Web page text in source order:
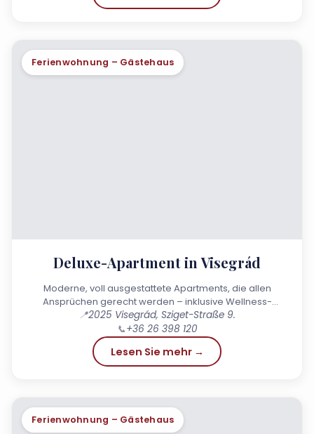
Ferienwohnung – Gästehaus
Deluxe-Apartment in Visegrád
Moderne, voll ausgestattete Apartments, die allen
Ansprüchen gerecht werden – inklusive Wellness-
Nutzung!
📍2025 Visegrád, Sziget-Straße 9.
📞+36 26 398 120
Lesen Sie mehr →
Ferienwohnung – Gästehaus